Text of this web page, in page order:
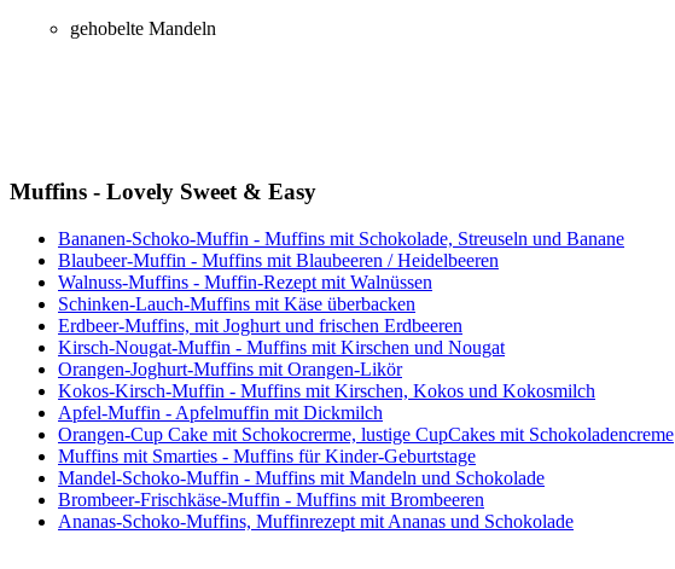
gehobelte Mandeln
Muffins - Lovely Sweet & Easy
Bananen-Schoko-Muffin - Muffins mit Schokolade, Streuseln und Banane
Blaubeer-Muffin - Muffins mit Blaubeeren / Heidelbeeren
Walnuss-Muffins - Muffin-Rezept mit Walnüssen
Schinken-Lauch-Muffins mit Käse überbacken
Erdbeer-Muffins, mit Joghurt und frischen Erdbeeren
Kirsch-Nougat-Muffin - Muffins mit Kirschen und Nougat
Orangen-Joghurt-Muffins mit Orangen-Likör
Kokos-Kirsch-Muffin - Muffins mit Kirschen, Kokos und Kokosmilch
Apfel-Muffin - Apfelmuffin mit Dickmilch
Orangen-Cup Cake mit Schokocrerme, lustige CupCakes mit Schokoladencreme
Muffins mit Smarties - Muffins für Kinder-Geburtstage
Mandel-Schoko-Muffin - Muffins mit Mandeln und Schokolade
Brombeer-Frischkäse-Muffin - Muffins mit Brombeeren
Ananas-Schoko-Muffins, Muffinrezept mit Ananas und Schokolade